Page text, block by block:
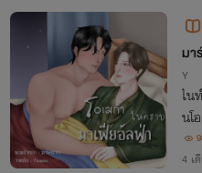
มา
Y
ไน
นโ
กฎ
กลั
4 เ